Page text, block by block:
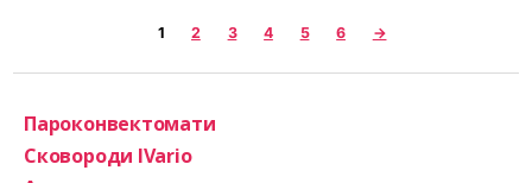
1 2 3 4 5 6 →
Пароконвектомати
Сковороди IVario